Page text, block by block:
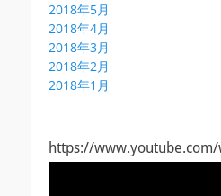
2018年5月
2018年4月
2018年3月
2018年2月
2018年1月
https://www.youtube.com/